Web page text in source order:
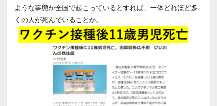
ような事態が全国で起こっているとすれば、一体どれほど多
くの人が死んでいることか。